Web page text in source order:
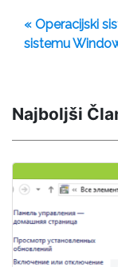
« Operacijski
sistemu
Najboljši